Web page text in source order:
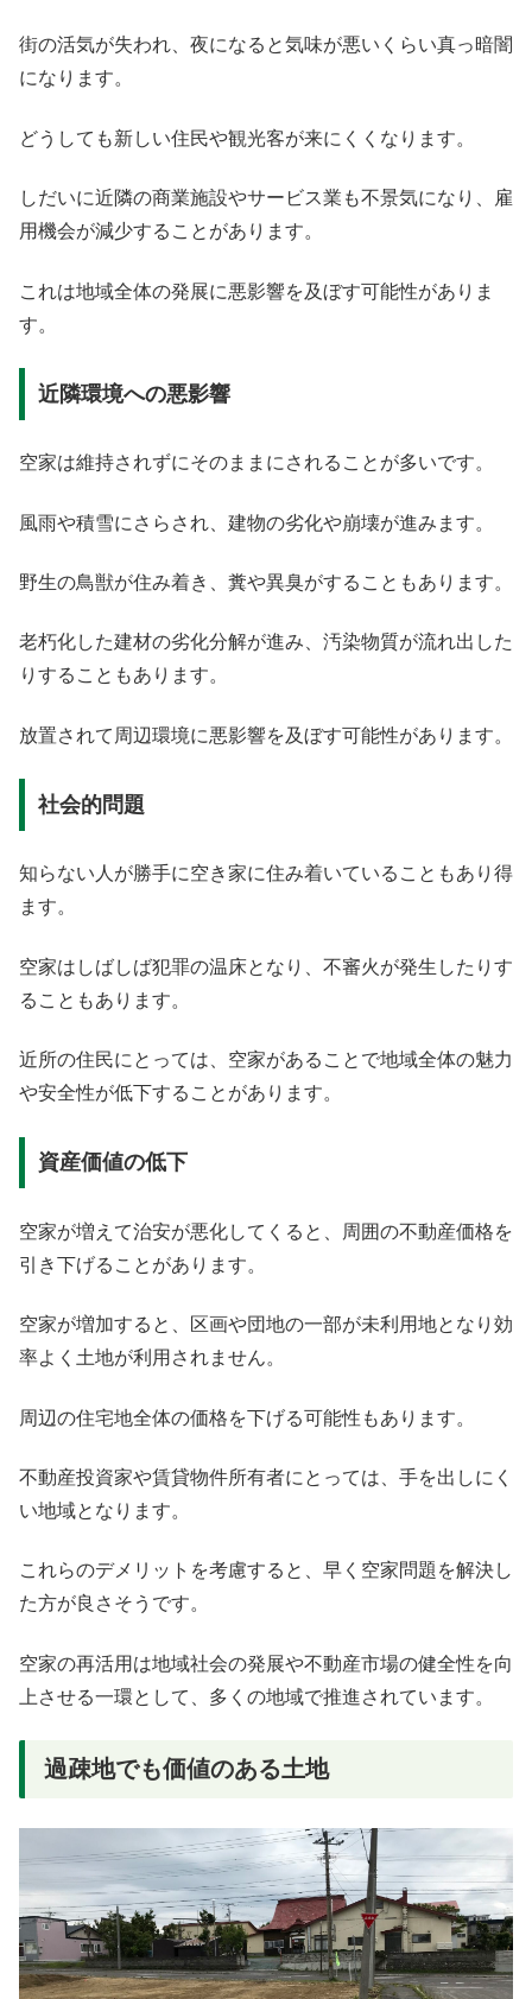
街の活気が失われ、夜になると気味が悪いくらい真っ暗闇
になります。
どうしても新しい住民や観光客が来にくくなります。
しだいに近隣の商業施設やサービス業も不景気になり、雇
用機会が減少することがあります。
これは地域全体の発展に悪影響を及ぼす可能性がありま
す。
近隣環境への悪影響
空家は維持されずにそのままにされることが多いです。
風雨や積雪にさらされ、建物の劣化や崩壊が進みます。
野生の鳥獣が住み着き、糞や異臭がすることもあります。
老朽化した建材の劣化分解が進み、汚染物質が流れ出した
りすることもあります。
放置されて周辺環境に悪影響を及ぼす可能性があります。
社会的問題
知らない人が勝手に空き家に住み着いていることもあり得
ます。
空家はしばしば犯罪の温床となり、不審火が発生したりす
ることもあります。
近所の住民にとっては、空家があることで地域全体の魅力
や安全性が低下することがあります。
資産価値の低下
空家が増えて治安が悪化してくると、周囲の不動産価格を
引き下げることがあります。
空家が増加すると、区画や団地の一部が未利用地となり効
率よく土地が利用されません。
周辺の住宅地全体の価格を下げる可能性もあります。
不動産投資家や賃貸物件所有者にとっては、手を出しにく
い地域となります。
これらのデメリットを考慮すると、早く空家問題を解決し
た方が良さそうです。
空家の再活用は地域社会の発展や不動産市場の健全性を向
上させる一環として、多くの地域で推進されています。
過疎地でも価値のある土地